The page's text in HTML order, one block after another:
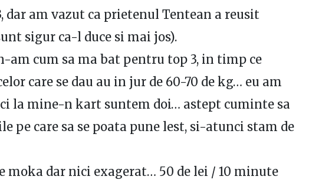
dar am vazut ca prietenul Tentean a reusit
sigur ca-l duce si mai jos).
am cum sa ma bat pentru top 3, in timp ce
care se dau au in jur de 60-70 de kg… eu am
la mine-n kart suntem doi… astept cuminte sa
pe care sa se poata pune lest, si-atunci stam de
moka dar nici exagerat… 50 de lei / 10 minute